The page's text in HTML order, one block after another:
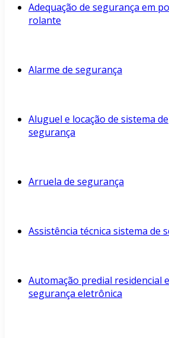
Adequação de segurança em
rolante
Alarme de segurança
Aluguel e locação de sistema de
segurança
Arruela de segurança
Assistência técnica sistema de
Automação predial residencial e
segurança eletrônica